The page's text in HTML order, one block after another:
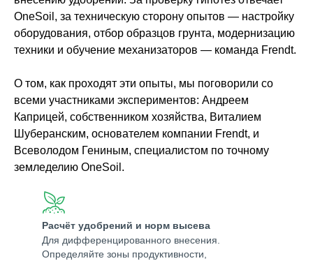
OneSoil, за техническую сторону опытов — настройку
оборудования, отбор образцов грунта, модернизацию
техники и обучение механизаторов — команда Frendt.
О том, как проходят эти опыты, мы поговорили со
всеми участниками экспериментов: Андреем
Каприцей, собственником хозяйства, Виталием
Шуберанским, основателем компании Frendt, и
Всеволодом Гениным, специалистом по точному
земледелию OneSoil.
Расчёт удобрений и норм высева
Для дифференцированного внесения.
Определяйте зоны продуктивности,